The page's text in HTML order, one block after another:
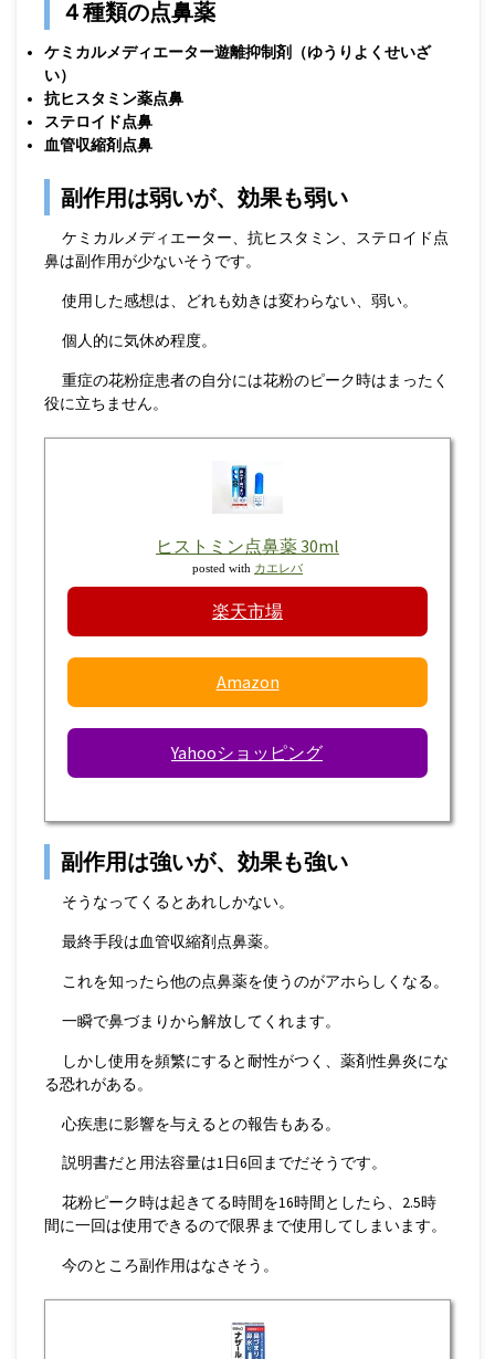
４種類の点鼻薬
ケミカルメディエーター遊離抑制剤（ゆうりよくせいざ
い）
抗ヒスタミン薬点鼻
ステロイド点鼻
血管収縮剤点鼻
副作用は弱いが、効果も弱い
ケミカルメディエーター、抗ヒスタミン、ステロイド点
鼻は副作用が少ないそうです。
使用した感想は、どれも効きは変わらない、弱い。
個人的に気休め程度。
重症の花粉症患者の自分には花粉のピーク時はまったく
役に立ちません。
ヒストミン点鼻薬 30ml
posted with カエレバ
楽天市場
Amazon
Yahooショッピング
副作用は強いが、効果も強い
そうなってくるとあれしかない。
最終手段は血管収縮剤点鼻薬。
これを知ったら他の点鼻薬を使うのがアホらしくなる。
一瞬で鼻づまりから解放してくれます。
しかし使用を頻繁にすると耐性がつく、薬剤性鼻炎にな
る恐れがある。
心疾患に影響を与えるとの報告もある。
説明書だと用法容量は1日6回までだそうです。
花粉ピーク時は起きてる時間を16時間としたら、2.5時
間に一回は使用できるので限界まで使用してしまいます。
今のところ副作用はなさそう。